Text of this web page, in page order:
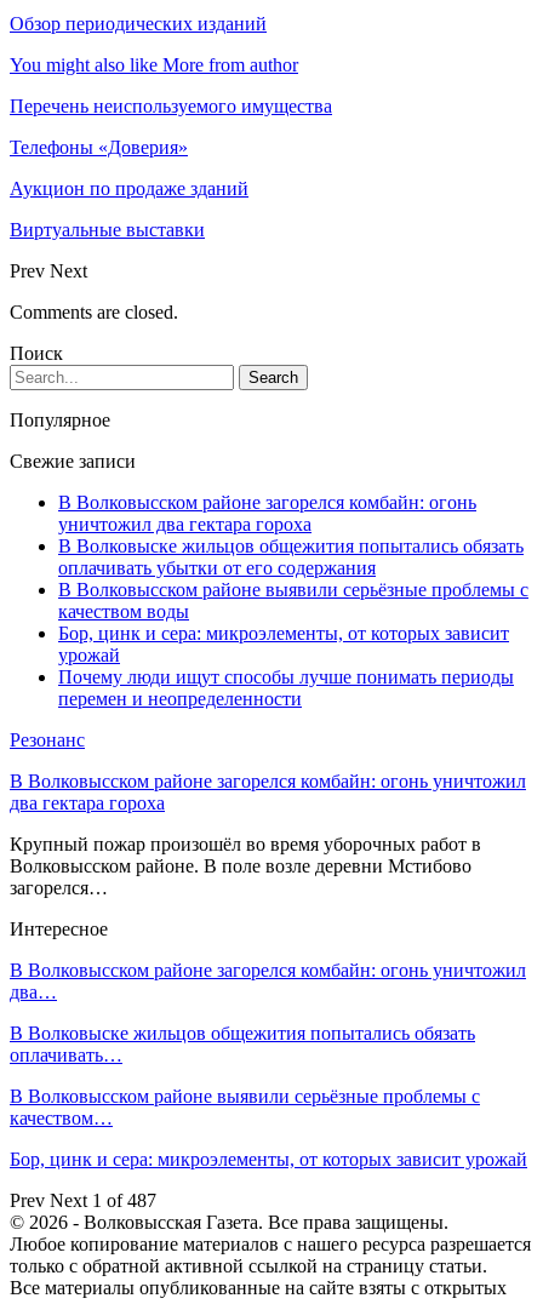
Обзор периодических изданий
You might also like More from author
Перечень неиспользуемого имущества
Телефоны «Доверия»
Аукцион по продаже зданий
Виртуальные выставки
Prev Next
Comments are closed.
Поиск
Популярное
Свежие записи
В Волковысском районе загорелся комбайн: огонь
уничтожил два гектара гороха
В Волковыске жильцов общежития попытались обязать
оплачивать убытки от его содержания
В Волковысском районе выявили серьёзные проблемы с
качеством воды
Бор, цинк и сера: микроэлементы, от которых зависит
урожай
Почему люди ищут способы лучше понимать периоды
перемен и неопределенности
Резонанс
В Волковысском районе загорелся комбайн: огонь уничтожил
два гектара гороха
Крупный пожар произошёл во время уборочных работ в
Волковысском районе. В поле возле деревни Мстибово
загорелся…
Интересное
В Волковысском районе загорелся комбайн: огонь уничтожил
два…
В Волковыске жильцов общежития попытались обязать
оплачивать…
В Волковысском районе выявили серьёзные проблемы с
качеством…
Бор, цинк и сера: микроэлементы, от которых зависит урожай
Prev Next 1 of 487
© 2026 - Волковысская Газета. Все права защищены.
Любое копирование материалов с нашего ресурса разрешается
только с обратной активной ссылкой на страницу статьи.
Все материалы опубликованные на сайте взяты с открытых